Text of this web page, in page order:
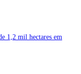
1,2 mil hectares em